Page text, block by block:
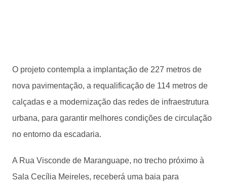
O projeto contempla a implantação de 227 metros de
nova pavimentação, a requalificação de 114 metros de
calçadas e a modernização das redes de infraestrutura
urbana, para garantir melhores condições de circulação
no entorno da escadaria.
A Rua Visconde de Maranguape, no trecho próximo à
Sala Cecília Meireles, receberá uma baia para